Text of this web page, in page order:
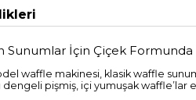
Sunumlar İçin Çiçek
waffle makinesi, klasik waffle
dengeli pişmiş, içi yumuşak waffle’lar